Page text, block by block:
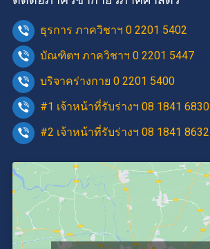
ธุรการ ภาควิชาฯ 0 2201 5402
บัณฑิตฯ ภาควิชาฯ 0 2201 5447
บริจาคร่างกาย 0 2201 5400
#1 เจ้าหน้าที่รับร่างฯ 08 1841 6830
#2 เจ้าหน้าที่รับร่างฯ 08 1841 8632